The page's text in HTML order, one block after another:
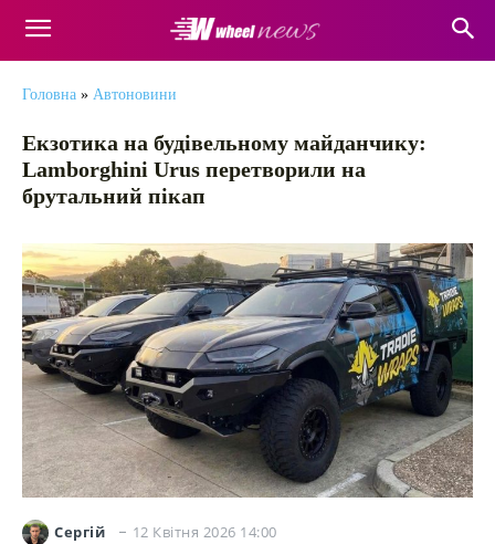
Головна » Автоновини
Екзотика на будівельному майданчику:
Lamborghini Urus перетворили на
брутальний пікап
Сергій 12 Квітня 2026 14:00